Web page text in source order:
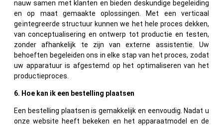
nauw samen met klanten en bieden deskundige begeleiding
en op maat gemaakte oplossingen. Met een verticaal
geïntegreerde structuur kunnen we het hele proces dekken,
van conceptualisering en ontwerp tot productie en testen,
zonder afhankelijk te zijn van externe assistentie. Uw
behoeften begeleiden ons in elke stap van het proces, zodat
uw apparatuur is afgestemd op het optimaliseren van het
productieproces.
6. Hoe kan ik een bestelling plaatsen
Een bestelling plaatsen is gemakkelijk en eenvoudig. Nadat u
onze website heeft bekeken en het apparaatmodel en de